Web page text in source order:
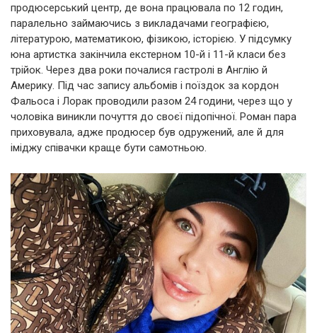
продюсерський центр, де вона працювала по 12 годин,
паралельно займаючись з викладачами географією,
літературою, математикою, фізикою, історією. У підсумку
юна артистка закінчила екстерном 10-й і 11-й класи без
трійок. Через два роки почалися гастролі в Англію й
Америку. Під час запису альбомів і поїздок за кордон
Фальоса і Лорак проводили разом 24 години, через що у
чоловіка виникли почуття до своєї підопічної. Роман пара
приховувала, адже продюсер був одружений, але й для
іміджу співачки краще бути самотньою.